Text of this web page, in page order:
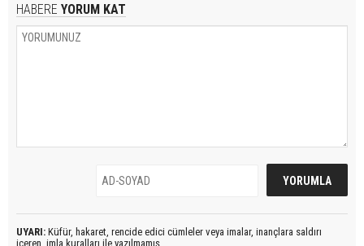
HABERE YORUM KAT
UYARI: Küfür, hakaret, rencide edici cümleler veya imalar, inançlara saldırı
içeren, imla kuralları ile yazılmamış,